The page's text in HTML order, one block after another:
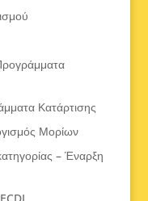
Κατάρτισης
Μορίων
– Έναρξη